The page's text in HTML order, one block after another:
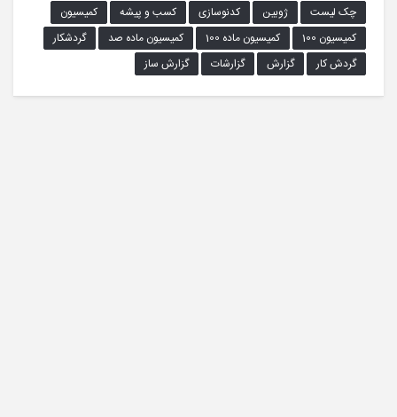
چک لیست
ژوبین کدنوسازی کسب و پیشه
کمیسیون
کمیسیون 100
کمیسیون ماده 100 کمیسیون ماده صد
گردشکار
گردش کار
گزارش گزارشات گزارش ساز